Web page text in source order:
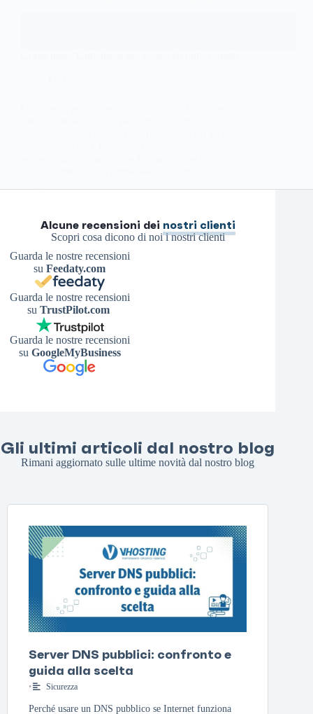
Alcune recensioni dei nostri clienti
Scopri cosa dicono di noi i nostri clienti
Guarda le nostre recensioni
suFeedaty.com
Guarda le nostre recensioni
su TrustPilot.com
Guarda le nostre recensioni
su GoogleMyBusiness
Gli ultimi articoli dal nostro blog
Rimani aggiornato sulle ultime novità dal nostro blog
Server DNS pubblici: confronto e
guida alla scelta
• Sicurezza
Perché usare un DNS pubblico se Internet funziona